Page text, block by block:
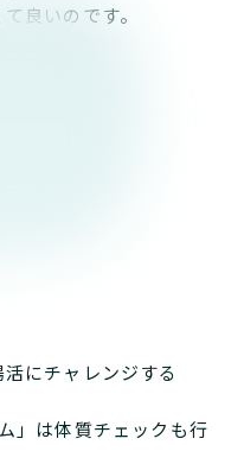
良いのです。
ょう。
にチャレンジする
」は体質チェックも行